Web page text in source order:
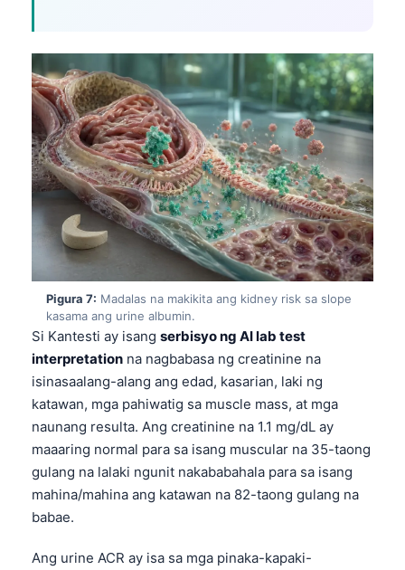
Pigura 7: Madalas na makikita ang kidney risk sa slope
kasama ang urine albumin.
Si Kantesti ay isang serbisyo ng AI lab test
interpretation na nagbabasa ng creatinine na
isinasaalang-alang ang edad, kasarian, laki ng
katawan, mga pahiwatig sa muscle mass, at mga
naunang resulta. Ang creatinine na 1.1 mg/dL ay
maaaring normal para sa isang muscular na 35-taong
gulang na lalaki ngunit nakababahala para sa isang
mahina/mahina ang katawan na 82-taong gulang na
babae.
Ang urine ACR ay isa sa mga pinaka-kapaki-
Polski
한국어
Slovenščina
Magyar
Shqip
বাংলা
اردو
मराठी
తెలుగు
தமிழ்
ગુજરાતી
ಕನ್ನಡ
മലയാളം
Bahasa Melayu
Tiếng Việt
ไทย
ဗမာစာ